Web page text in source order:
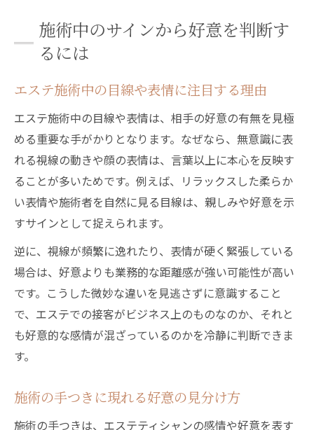
施術中のサインから好意を判断す
るには
エステ施術中の目線や表情に注目する理由
エステ施術中の目線や表情は、相手の好意の有無を見極
める重要な手がかりとなります。なぜなら、無意識に表
れる視線の動きや顔の表情は、言葉以上に本心を反映す
ることが多いためです。例えば、リラックスした柔らか
い表情や施術者を自然に見る目線は、親しみや好意を示
すサインとして捉えられます。
逆に、視線が頻繁に逸れたり、表情が硬く緊張している
場合は、好意よりも業務的な距離感が強い可能性が高い
です。こうした微妙な違いを見逃さずに意識すること
で、エステでの接客がビジネス上のものなのか、それと
も好意的な感情が混ざっているのかを冷静に判断できま
す。
施術の手つきに現れる好意の見分け方
施術の手つきは、エステティシャンの感情や好意を表す